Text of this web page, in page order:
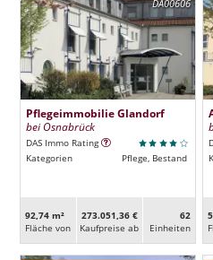
DA00606
Pflegeimmobilie Glandorf
bei Osnabrück
DAS Immo Rating
Kategorien
Pflege, Bestand
92,74 m²
Fläche von
273.051,36 €
Kaufpreise ab
62
Ein­heiten